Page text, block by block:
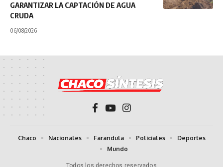
GARANTIZAR LA CAPTACIÓN DE AGUA
CRUDA
06/08/2026
Chaco Nacionales Farandula Policiales
Deportes
Mundo